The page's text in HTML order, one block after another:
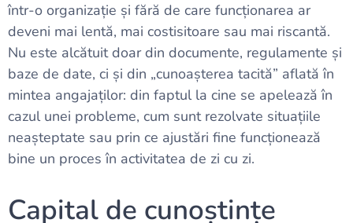
într-o organizație și fără de care funcționarea ar
deveni mai lentă, mai costisitoare sau mai riscantă.
Nu este alcătuit doar din documente, regulamente și
baze de date, ci și din „cunoașterea tacită” aflată în
mintea angajaților: din faptul la cine se apelează în
cazul unei probleme, cum sunt rezolvate situațiile
neașteptate sau prin ce ajustări fine funcționează
bine un proces în activitatea de zi cu zi.
Capital de cunoștințe